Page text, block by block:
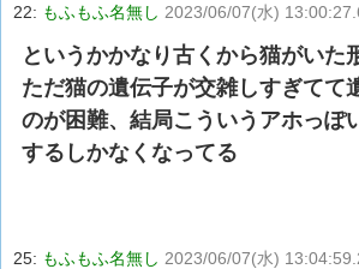
22: もふもふ名無し 2023/06/07(水)
というかかなり古くから猫がいた
ただ猫の遺伝子が交雑しすぎてて
のが困難、結局こういうアホっぽ
するしかなくなってる
25: もふもふ名無し 2023/06/07(水)